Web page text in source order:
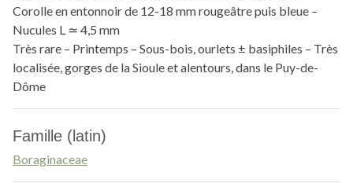
Corolle en entonnoir de 12-18 mm rougeâtre puis bleue –
Nucules L ≃ 4,5 mm
Très rare – Printemps – Sous-bois, ourlets ± basiphiles – Très
localisée, gorges de la Sioule et alentours, dans le Puy-de-
Dôme
Famille (latin)
Boraginaceae